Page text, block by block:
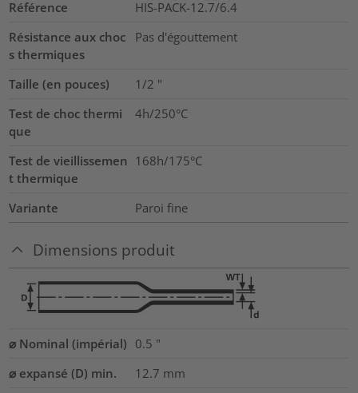
Référence
HIS-PACK-12.7/6.4
Résistance aux choc
s thermiques
Pas d'égouttement
Taille (en pouces) 1/2 "
Test de choc thermi
que
4h/250°C
Test de vieillissemen
t thermique
168h/175°C
Variante Paroi fine
Dimensions produit
⌀ Nominal (impérial) 0.5 "
⌀ expansé (D) min.
12.7 mm